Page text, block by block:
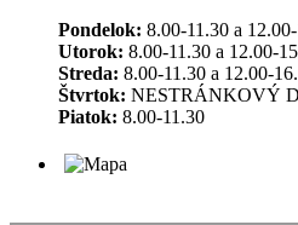
Pondelok: 8.00-11.30 a
Utorok: 8.00-11.30 a 12.00-
Streda: 8.00-11.30 a 12.00-
Štvrtok: NESTRÁNKOVÝ
Piatok: 8.00-11.30